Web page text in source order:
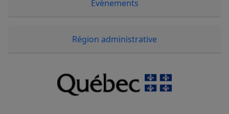
Évènements
Région administrative